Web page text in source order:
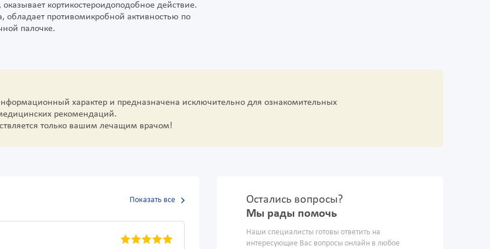
кортикостероидоподобное действие.
обладает противомикробной активностью по
палочке.
характер и предназначена исключительно для ознакомительных
рекомендаций.
только вашим лечащим врачом!
Показать все
Остались вопросы?
Мы рады помочь
Наши специалисты готовы ответить на
интересующие Вас вопросы онлайн в любое